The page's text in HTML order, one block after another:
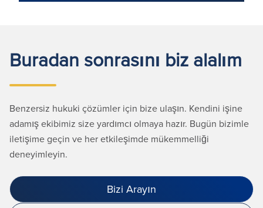
Buradan sonrasını biz alalım
Benzersiz hukuki çözümler için bize ulaşın. Kendini işine
adamış ekibimiz size yardımcı olmaya hazır. Bugün bizimle
iletişime geçin ve her etkileşimde mükemmelliği
deneyimleyin.
Bizi Arayın